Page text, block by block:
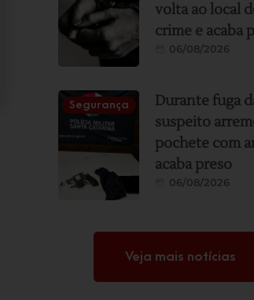
volta ao local
crime e acaba
06/08/2026
Segurança
Durante fuga
suspeito
pochete com
acaba preso
06/08/2026
Veja mais notícias